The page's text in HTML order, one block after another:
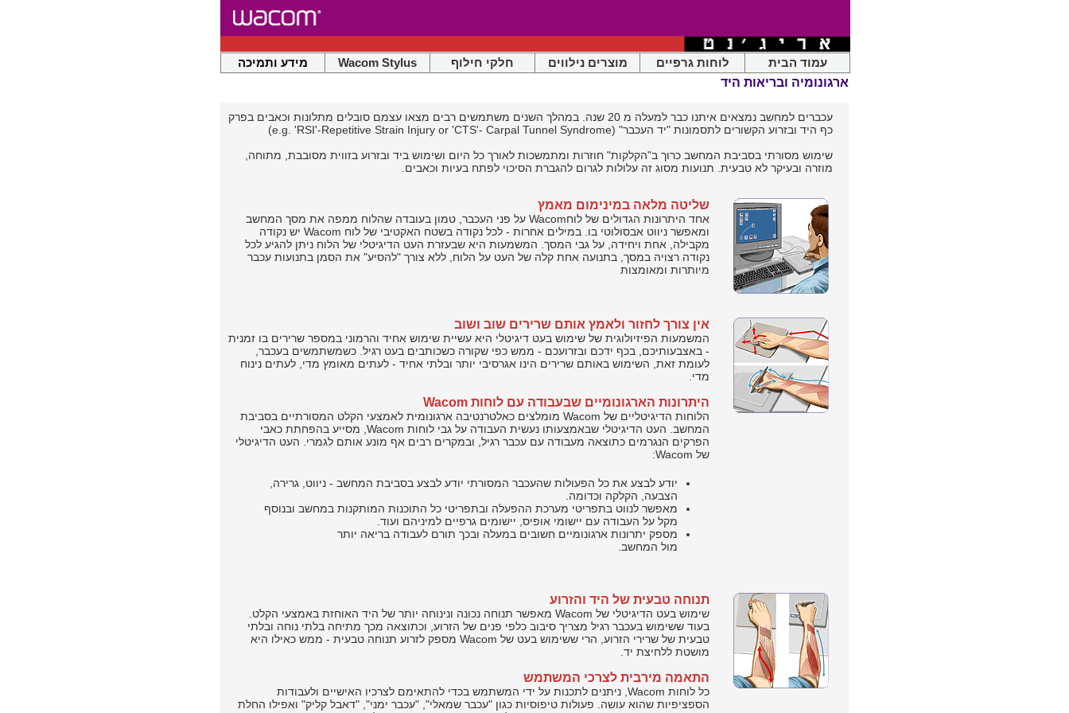
מידע ותמיכה Wacom Stylus חלקי חילוף מוצרים נילווים לוחות גרפיים עמוד הבית
ארגונומיה ובריאות היד
עכברים למחשב נמצאים איתנו כבר למעלה מ 20 שנה. במהלך השנים משתמשים רבים מצאו עצמם סובלים מתלונות וכאבים בפרק
כף היד ובזרוע הקשורים לתסמונות "יד העכבר" (e.g. 'RSI'-Repetitive Strain Injury or 'CTS'- Carpal Tunnel Syndrome)
שימוש מסורתי בסביבת המחשב כרוך ב"הקלקות" חוזרות ומתמשכות לאורך כל היום ושימוש ביד ובזרוע בזווית מסובבת, מתוחה,
מוזרה ובעיקר לא טבעית. תנועות מסוג זה עלולות לגרום להגברת הסיכוי לפתח בעיות וכאבים.
שליטה מלאה במינימום מאמץ
אחד היתרונות הגדולים של לוחWacom על פני העכבר, טמון בעובדה שהלוח ממפה את מסך המחשב
ומאפשר ניווט אבסולוטי בו. במילים אחרות - לכל נקודה בשטח האקטיבי של לוח Wacom יש נקודה
מקבילה, אחת ויחידה, על גבי המסך. המשמעות היא שבעזרת העט הדיגיטלי של הלוח ניתן להגיע לכל
נקודה רצויה במסך, בתנועה אחת קלה של העט על הלוח, ללא צורך "להסיע" את הסמן בתנועות עכבר
מיותרות ומאומצות
אין צורך לחזור ולאמץ אותם שרירים שוב ושוב
המשמעות הפיזיולוגית של שימוש בעט דיגיטלי היא עשיית שימוש אחיד והרמוני במספר שרירים בו זמנית
- באצבעותיכם, בכף ידכם ובזרועכם - ממש כפי שקורה כשכותבים בעט רגיל. כשמשתמשים בעכבר,
לעומת זאת, השימוש באותם שרירים הינו אגרסיבי יותר ובלתי אחיד - לעתים מאומץ מדי, לעתים נינוח
מדי.
היתרונות הארגונומיים שבעבודה עם לוחות Wacom
הלוחות הדיגיטליים של Wacom מומלצים כאלטרנטיבה ארגונומית לאמצעי הקלט המסורתיים בסביבת
המחשב. העט הדיגיטלי שבאמצעותו נעשית העבודה על גבי לוחות Wacom, מסייע בהפחתת כאבי
הפרקים הנגרמים כתוצאה מעבודה עם עכבר רגיל, ובמקרים רבים אף מונע אותם לגמרי. העט הדיגיטלי
של Wacom:
יודע לבצע את כל הפעולות שהעכבר המסורתי יודע לבצע בסביבת המחשב - ניווט, גרירה,
הצבעה, הקלקה וכדומה.
מאפשר לנווט בתפריטי מערכת ההפעלה ובתפריטי כל התוכנות המותקנות במחשב ובנוסף
מקל על העבודה עם יישומי אופיס, יישומים גרפיים למיניהם ועוד.
מספק יתרונות ארגונומיים חשובים במעלה ובכך תורם לעבודה בריאה יותר
מול המחשב.
תנוחה טבעית של היד והזרוע
שימוש בעט הדיגיטלי של Wacom מאפשר תנוחה נכונה ונינוחה יותר של היד האוחזת באמצעי הקלט.
בעוד ששימוש בעכבר רגיל מצריך סיבוב כלפי פנים של הזרוע, וכתוצאה מכך מתיחה בלתי נוחה ובלתי
טבעית של שרירי הזרוע, הרי ששימוש בעט של Wacom מספק לזרוע תנוחה טבעית - ממש כאילו היא
מושטת ללחיצת יד.
התאמה מירבית לצרכי המשתמש
כל לוחות Wacom, ניתנים לתכנות על ידי המשתמש בכדי להתאימם לצרכיו האישיים ולעבודות
הספציפיות שהוא עושה. פעולות טיפוסיות כגון "עכבר שמאלי", "עכבר ימני", "דאבל קליק" ואפילו החלת